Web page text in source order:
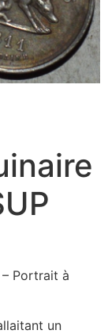
– Portrait à
un